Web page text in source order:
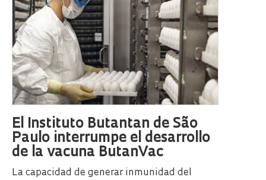
El Instituto Butantan de São
Paulo interrumpe el desarrollo
de la vacuna ButanVac
La capacidad de generar inmunidad del